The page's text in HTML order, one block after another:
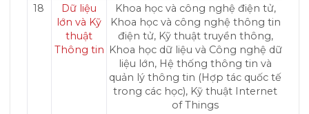
18
Dữ liệu
lớn và Kỹ
thuật
Thông tin
Khoa học và công nghệ điện tử,
Khoa học và công nghệ thông tin
điện tử, Kỹ thuật truyền thông,
Khoa học dữ liệu và Công nghệ dữ
liệu lớn, Hệ thống thông tin và
quản lý thông tin (Hợp tác quốc tế
trong các học), Kỹ thuật Internet
of Things